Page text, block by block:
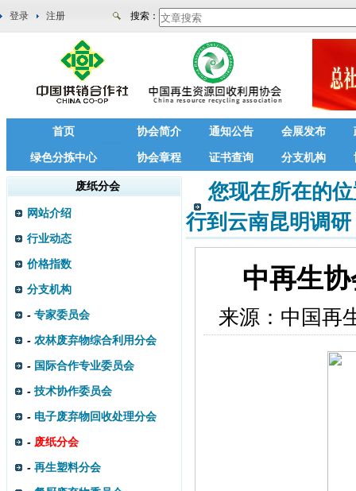
登录 注册 搜索：
首页 协会简介 通知公告 会展发布
绿色分拣中心 协会章程 证书查询 分支机构
废纸分会
网站介绍
行业动态
价格指数
分支机构
- 专家委员会
- 农林废弃物综合利用分会
- 国际合作专业委员会
- 技术协作委员会
- 电子废弃物回收处理分会
- 废纸分会
- 再生塑料分会
您现在所在的
行到云南昆明调研
中再生
来源： 中国再